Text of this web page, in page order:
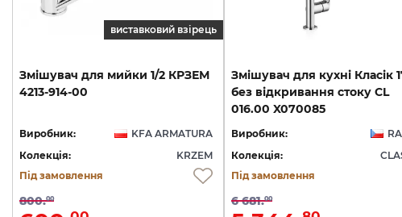
виставковий взірець
Змішувач для мийки 1/2 КРЗЕМ
4213-914-00
Виробник:
KFA ARMATURA
Колекція:
KRZEM
Під замовлення
800.00
Змішувач для кухні Класік
без відкривання стоку CL
016.00 X070085
Виробник:
Колекція:
Під замовлення
6 681.00